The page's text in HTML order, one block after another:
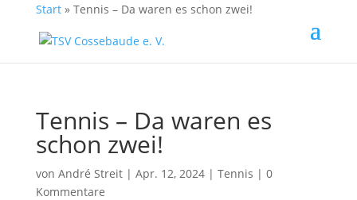
Start» Tennis – Da waren es schon zwei!
Tennis – Da waren es
schon zwei!
von André Streit| Apr. 12, 2024 | Tennis | 0
Kommentare